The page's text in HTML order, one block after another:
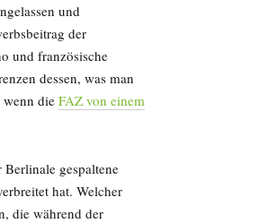
und
der
und französische
dessen, was man
die FAZ von einem
gespaltene
hat. Welcher
die während der